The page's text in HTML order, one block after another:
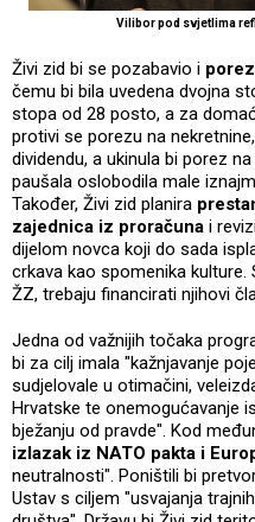
Vilibor pod svjetlima
Živi zid bi se pozabavio i
čemu bi bila uvedena dvojna
stopa od 28 posto, a za
protivi se porezu na
dividendu, a ukinula bi porez
paušala oslobodila male
Također, Živi zid planira
zajednica iz proračuna i
dijelom novca koji do sada
crkava kao spomenika kulture.
ŽZ, trebaju financirati njihovi
Jedna od važnijih točaka
bi za cilj imala "kažnjavanje
sudjelovale u otimačini,
Hrvatske te onemogućavanje
bježanju od pravde". Kod
izlazak iz NATO pakta i
neutralnosti". Poništili bi
Ustav s ciljem "usvajanja